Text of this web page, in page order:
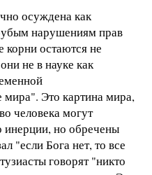
осуждена как
нарушениям прав
остаются не
не в науке как
мира". Это картина мира,
человека могут
инерции, но обречены
"если Бога нет, то все
говорят "никто